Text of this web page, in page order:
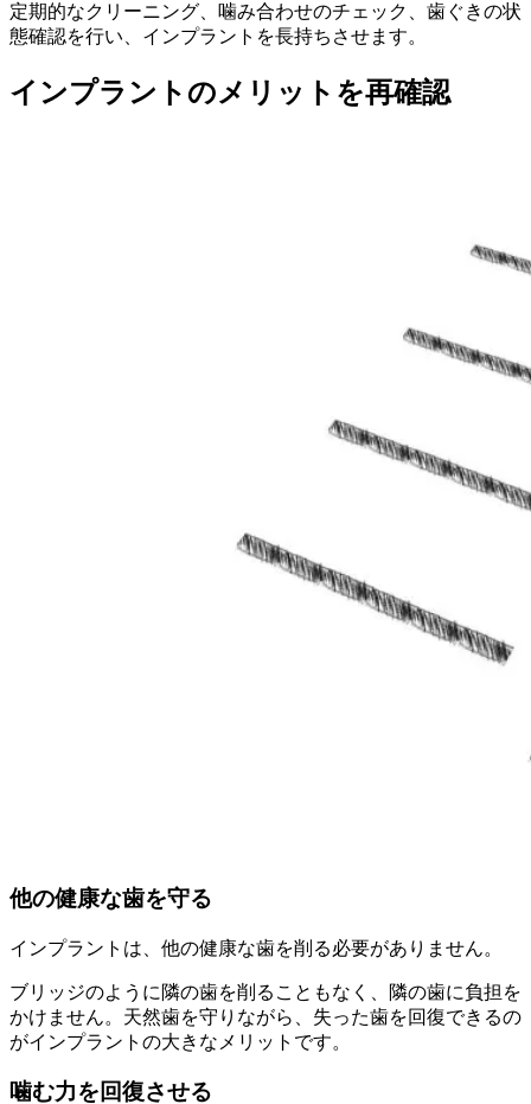
定期的なクリーニング、噛み合わせのチェック、歯ぐきの状
態確認を行い、インプラントを長持ちさせます。
インプラントのメリットを再確認
他の健康な歯を守る
インプラントは、他の健康な歯を削る必要がありません。
ブリッジのように隣の歯を削ることもなく、隣の歯に負担を
かけません。天然歯を守りながら、失った歯を回復できるの
がインプラントの大きなメリットです。
噛む力を回復させる